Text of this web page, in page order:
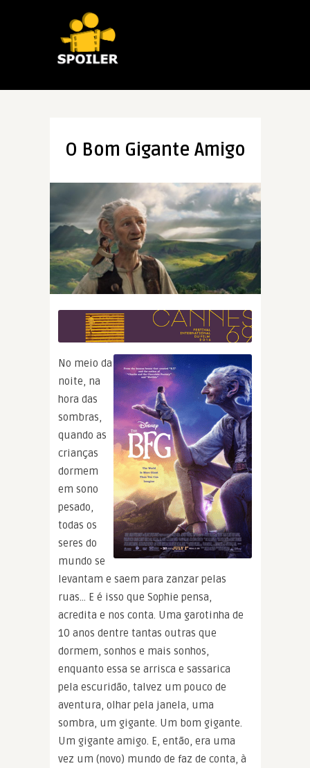
O Bom Gigante Amigo
No meio da
noite, na
hora das
sombras,
quando as
crianças
dormem
em sono
pesado,
todas os
seres do
mundo se
levantam e saem para zanzar pelas
ruas… E é isso que Sophie pensa,
acredita e nos conta. Uma garotinha de
10 anos dentre tantas outras que
dormem, sonhos e mais sonhos,
enquanto essa se arrisca e sassarica
pela escuridão, talvez um pouco de
aventura, olhar pela janela, uma
sombra, um gigante. Um bom gigante.
Um gigante amigo. E, então, era uma
vez um (novo) mundo de faz de conta, à